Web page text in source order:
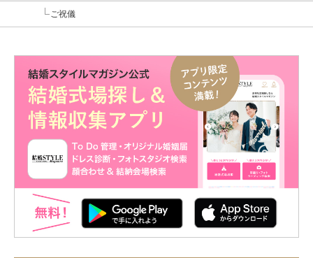
ご祝儀